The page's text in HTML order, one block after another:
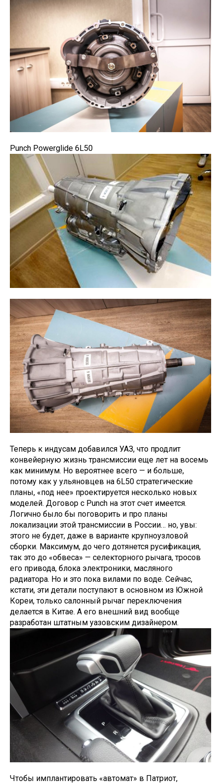
Punch Powerglide 6L50
Теперь к индусам добавился УАЗ, что продлит
конвейерную жизнь трансмиссии еще лет на восемь
как минимум. Но вероятнее всего — и больше,
потому как у ульяновцев на 6L50 стратегические
планы, «под нее» проектируется несколько новых
моделей. Договор с Punch на этот счет имеется.
Логично было бы поговорить и про планы
локализации этой трансмиссии в России… но, увы:
этого не будет, даже в варианте крупноузловой
сборки. Максимум, до чего дотянется русификация,
так это до «обвеса» — селекторного рычага, тросов
его привода, блока электроники, масляного
радиатора. Но и это пока вилами по воде. Сейчас,
кстати, эти детали поступают в основном из Южной
Кореи, только салонный рычаг переключения
делается в Китае. А его внешний вид вообще
разработан штатным уазовским дизайнером.
Чтобы имплантировать «автомат» в Патриот,